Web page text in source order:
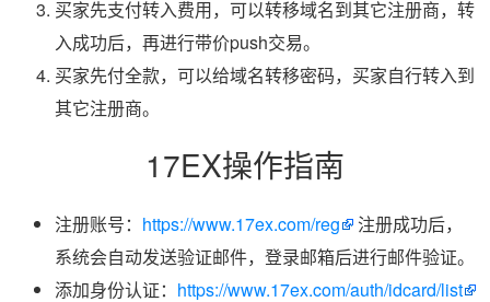
买家先支付转入费用，可以转移域名到其它注册商，转
入成功后，再进行带价push交易。
买家先付全款，可以给域名转移密码，买家自行转入到
其它注册商。
17EX操作指南
注册账号： https://www.17ex.com/reg
注册成功后，
系统会自动发送验证邮件，登录邮箱后进行邮件验证。
添加身份认证： https://www.17ex.com/auth/idcard/list